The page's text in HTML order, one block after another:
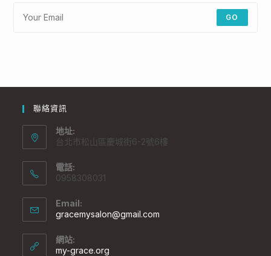
GO
聯絡資訊
地址:
台北市松山區慶城街6-2號6樓
電話:
0958308031
Email:
gracemysalon@gmail.com
網站:
my-grace.org